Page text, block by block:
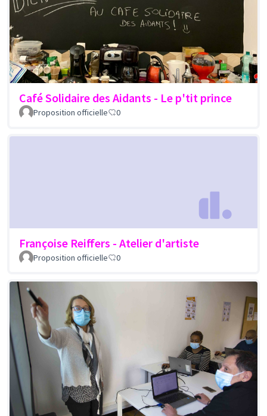
Café Solidaire des Aidants - Le p'tit prince
Proposition officielle 0
Françoise Reiffers - Atelier d'artiste
Proposition officielle 0